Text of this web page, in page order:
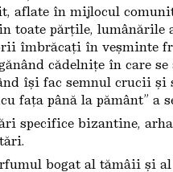
aflate în mijlocul
toate părțile, lumânările
îmbrăcați în veșminte
cădelnițe în care
își fac semnul crucii și
fața până la pământ” a
specifice bizantine,
bogat al tămâii și